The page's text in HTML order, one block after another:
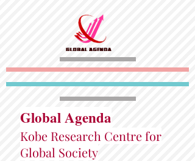
Global Agenda
Kobe Research Centre for
Global Society